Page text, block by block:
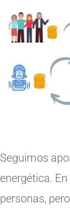
Seguimos
energética.
personas,